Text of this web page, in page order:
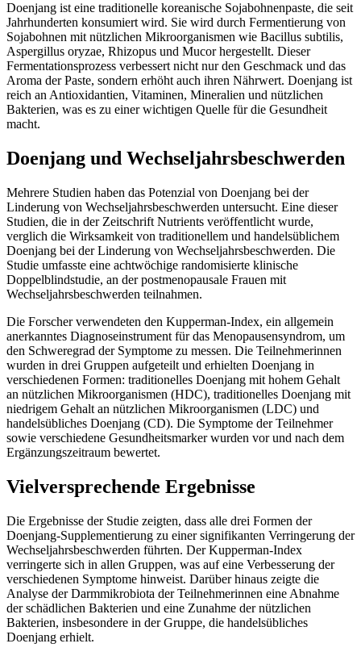
Doenjang ist eine traditionelle koreanische Sojabohnenpaste, die seit
Jahrhunderten konsumiert wird. Sie wird durch Fermentierung von
Sojabohnen mit nützlichen Mikroorganismen wie Bacillus subtilis,
Aspergillus oryzae, Rhizopus und Mucor hergestellt. Dieser
Fermentationsprozess verbessert nicht nur den Geschmack und das
Aroma der Paste, sondern erhöht auch ihren Nährwert. Doenjang ist
reich an Antioxidantien, Vitaminen, Mineralien und nützlichen
Bakterien, was es zu einer wichtigen Quelle für die Gesundheit
macht.
Doenjang und Wechseljahrsbeschwerden
Mehrere Studien haben das Potenzial von Doenjang bei der
Linderung von Wechseljahrsbeschwerden untersucht. Eine dieser
Studien, die in der Zeitschrift Nutrients veröffentlicht wurde,
verglich die Wirksamkeit von traditionellem und handelsüblichem
Doenjang bei der Linderung von Wechseljahrsbeschwerden. Die
Studie umfasste eine achtwöchige randomisierte klinische
Doppelblindstudie, an der postmenopausale Frauen mit
Wechseljahrsbeschwerden teilnahmen.
Die Forscher verwendeten den Kupperman-Index, ein allgemein
anerkanntes Diagnoseinstrument für das Menopausensyndrom, um
den Schweregrad der Symptome zu messen. Die Teilnehmerinnen
wurden in drei Gruppen aufgeteilt und erhielten Doenjang in
verschiedenen Formen: traditionelles Doenjang mit hohem Gehalt
an nützlichen Mikroorganismen (HDC), traditionelles Doenjang mit
niedrigem Gehalt an nützlichen Mikroorganismen (LDC) und
handelsübliches Doenjang (CD). Die Symptome der Teilnehmer
sowie verschiedene Gesundheitsmarker wurden vor und nach dem
Ergänzungszeitraum bewertet.
Vielversprechende Ergebnisse
Die Ergebnisse der Studie zeigten, dass alle drei Formen der
Doenjang-Supplementierung zu einer signifikanten Verringerung der
Wechseljahrsbeschwerden führten. Der Kupperman-Index
verringerte sich in allen Gruppen, was auf eine Verbesserung der
verschiedenen Symptome hinweist. Darüber hinaus zeigte die
Analyse der Darmmikrobiota der Teilnehmerinnen eine Abnahme
der schädlichen Bakterien und eine Zunahme der nützlichen
Bakterien, insbesondere in der Gruppe, die handelsübliches
Doenjang erhielt.